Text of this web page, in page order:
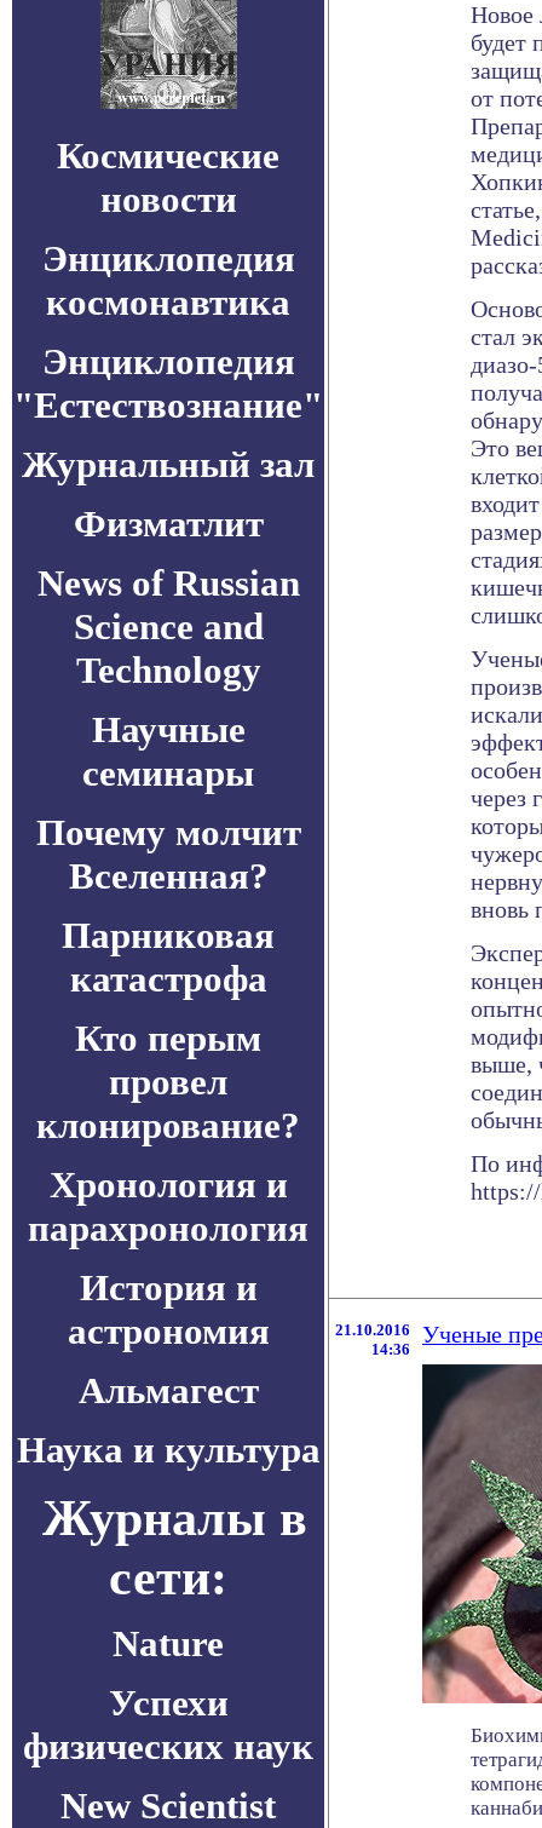
Космические
новости
Энциклопедия
космонавтика
Энциклопедия
"Естествознание"
Журнальный зал
Физматлит
News of Russian
Science and
Technology
Научные
семинары
Почему молчит
Вселенная?
Парниковая
катастрофа
Кто перым
провел
клонирование?
Хронология и
парахронология
История и
астрономия
Альмагест
Наука и культура
Журналы в
сети:
Nature
Успехи
физических наук
New Scientist
Новое
будет
от
стал
Это
через
вновь
выше,
По
21.10.2016
14:36
Ученые